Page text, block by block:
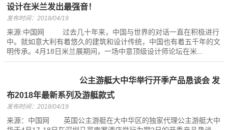
设计在米兰发出最强音！
发布时间：2018/04/19
来源:中国网 过去几十年来，中国与世界的对话一直在积极进行
中。就如意大利有着悠久的建筑和设计传统，中国也有着五千年的文
明传承。4月18日米兰展期间，一场中意顶级设计师论坛在米...
公主游艇大中华举行开季产品恳谈会 发
布2018年最新系列及游艇款式
发布时间：2018/04/19
来源：中国网 英国公主游艇在大中华区的独家代理公主游艇大中